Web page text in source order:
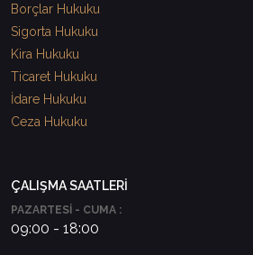
Borçlar Hukuku
Sigorta Hukuku
Kira Hukuku
Ticaret Hukuku
İdare Hukuku
Ceza Hukuku
ÇALIŞMA SAATLERİ
PAZARTESİ - CUMA :
09:00 - 18:00